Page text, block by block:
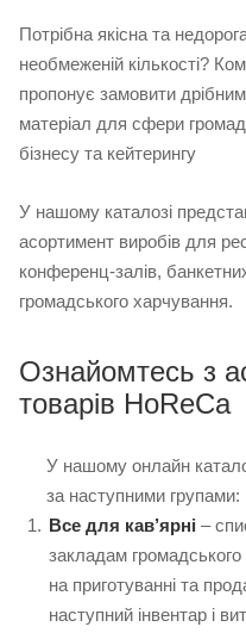
Потрібна якісна та
необмеженій кількості?
пропонує замовити
матеріал для сфери
бізнесу та кейтерингу
У нашому каталозі
асортимент виробів для
конференц-залів,
громадського харчування.
Ознайомтесь з
товарів HoReCa
У нашому онлайн
за наступними групами:
Все для кав’ярні –
закладам
на приготуванні та
наступний інвентар і